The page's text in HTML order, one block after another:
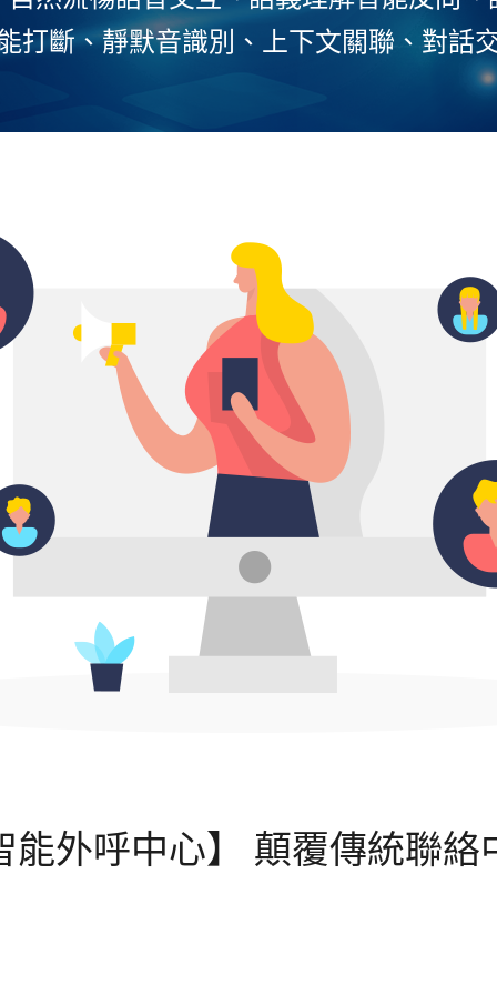
打斷、靜默音識別、上下文關聯、對話
能外呼中心】 顛覆傳統聯絡